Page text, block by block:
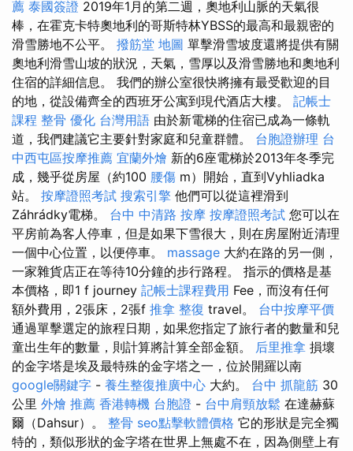
薦 泰國簽證 2019年1月的第二週，奧地利山脈的天氣很
棒，在霍克卡特奧地利的哥斯特林YBSS的最高和最親密的
滑雪勝地不公平。 撥筋堂 地圖 單擊滑雪坡度還將提供有關
奧地利滑雪山坡的狀況，天氣，雪厚以及滑雪勝地和奧地利
住宿的詳細信息。 我們的辦公室很快將擁有最受歡迎的目
的地，從設備齊全的西班牙公寓到現代酒店大樓。 記帳士
課程 整骨 優化 台灣用語 由於新電梯的住宿已成為一條軌
道，我們建議它主要針對家庭和兒童群體。 台胞證辦理 台
中西屯區按摩推薦 宜蘭外燴 新的6座電梯於2013年冬季完
成，幾乎從房屋（約100 腰傷 m）開始，直到Vyhliadka
站。 按摩證照考試 搜索引擎 他們可以從這裡滑到
Záhrádky電梯。 台中 中清路 按摩 按摩證照考試 您可以在
平房前為客人停車，但是如果下雪很大，則在房屋附近清理
一個中心位置，以便停車。 massage 大約在路的另一側，
一家雜貨店正在等待10分鐘的步行路程。 指示的價格是基
本價格，即1 f journey 記帳士課程費用 Fee，而沒有任何
額外費用，2張床，2張f 推拿 整復 travel。 台中按摩平價
通過單擊選定的旅程日期，如果您指定了旅行者的數量和兒
童出生年的數量，則計算將計算全部金額。 后里推拿 損壞
的金字塔是埃及最特殊的金字塔之一，位於開羅以南
google關鍵字 - 養生整復推廣中心 大約。 台中 抓龍筋 30
公里 外燴 推薦 香港轉機 台胞證 - 台中肩頸放鬆 在達赫蘇
爾（Dahsur）。 整骨 seo點擊軟體價格 它的形狀是完全獨
特的，類似形狀的金字塔在世界上無處不在，因為側壁上有